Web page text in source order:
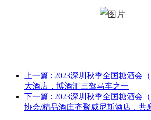
上一篇 : 2023深圳秋季全国糖酒会
大酒店，博酒汇三驾马车之一
下一篇 : 2023深圳秋季全国糖酒会
协会/精品酒庄齐聚威尼斯酒店，共